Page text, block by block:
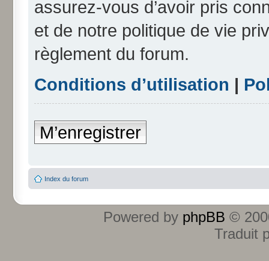
assurez-vous d’avoir pris
et de notre politique de vie
règlement du forum.
Conditions d’utilisation |
M’enregistrer
Index du forum
Powered by phpBB ©
Traduit